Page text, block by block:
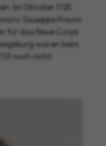
Im Oktober 1725
Giuseppe Frisoni
für das Neue Corps
waren beim
noch nicht